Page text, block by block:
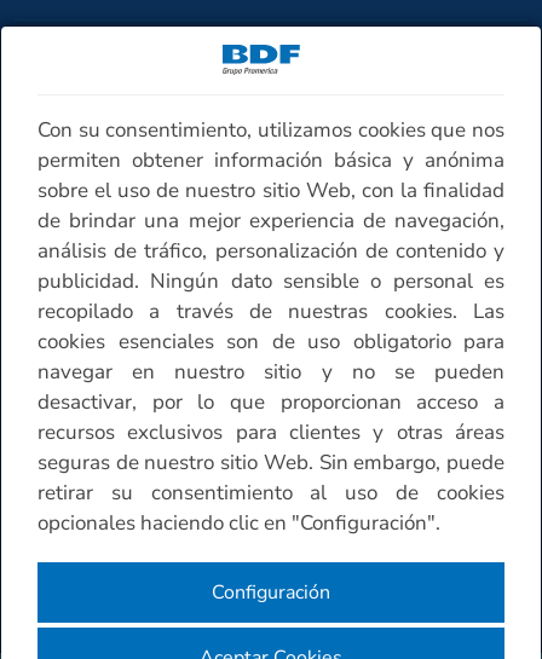
Con su consentimiento, utilizamos cookies que nos
permiten obtener información básica y anónima
sobre el uso de nuestro sitio Web, con la finalidad
de brindar una mejor experiencia de navegación,
análisis de tráfico, personalización de contenido y
publicidad. Ningún dato sensible o personal es
recopilado a través de nuestras cookies. Las
cookies esenciales son de uso obligatorio para
navegar en nuestro sitio y no se pueden
desactivar, por lo que proporcionan acceso a
recursos exclusivos para clientes y otras áreas
seguras de nuestro sitio Web. Sin embargo, puede
retirar su consentimiento al uso de cookies
opcionales haciendo clic en "Configuración".
Configuración
Contáctenos
Horario de atención Sucursales
Otros